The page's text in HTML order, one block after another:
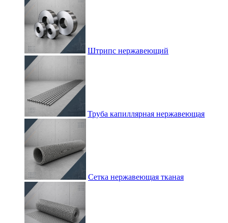
Штрипс нержавеющий
Труба капиллярная нержавеющая
Сетка нержавеющая тканая